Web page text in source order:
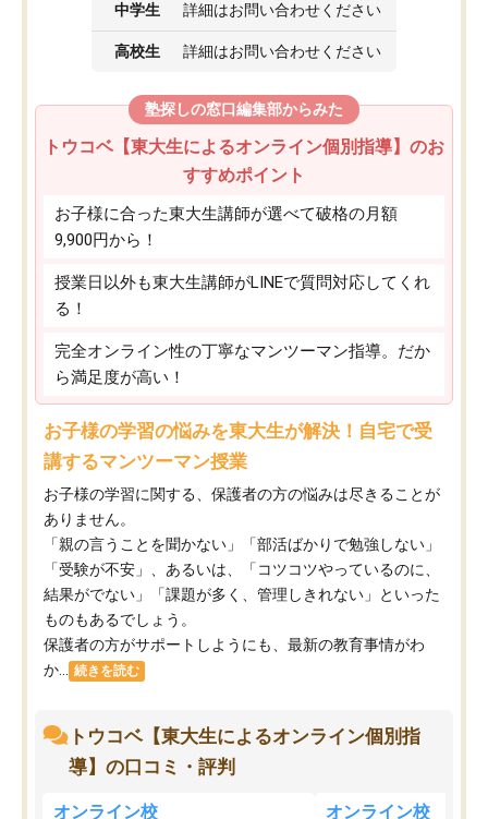
中学生 詳細はお問い合わせください
高校生 詳細はお問い合わせください
塾探しの窓口編集部からみた
トウコベ【東大生によるオンライン個別指導】のお
すすめポイント
お子様に合った東大生講師が選べて破格の月額
9,900円から！
授業日以外も東大生講師がLINEで質問対応してくれ
る！
完全オンライン性の丁寧なマンツーマン指導。だか
ら満足度が高い！
お子様の学習の悩みを東大生が解決！自宅で受
講するマンツーマン授業
お子様の学習に関する、保護者の方の悩みは尽きることが
ありません。
「親の言うことを聞かない」「部活ばかりで勉強しない」
「受験が不安」、あるいは、「コツコツやっているのに、
結果がでない」「課題が多く、管理しきれない」といった
ものもあるでしょう。
保護者の方がサポートしようにも、最新の教育事情がわ
か...
続きを読む
トウコベ【東大生によるオンライン個別指
導】の口コミ・評判
オンライン校 オンライン校